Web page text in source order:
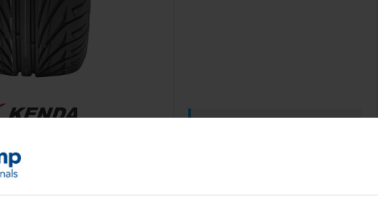
Price and stock visible after